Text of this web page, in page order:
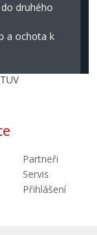
druhého
a ochota k
Partneři
Servis
Přihlášení